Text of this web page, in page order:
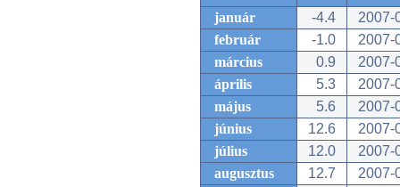
január
-4.4
2007-
február
-1.0
2007-
március
0.9
2007-
április
5.3
2007-
május
5.6
2007-
június
12.6
2007-
július
12.0
2007-
augusztus
12.7
2007-